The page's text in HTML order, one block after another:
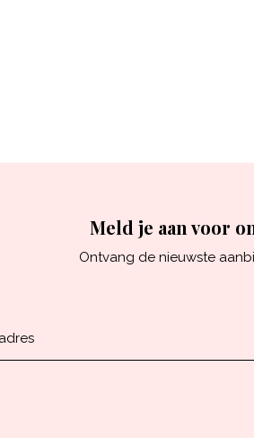
Meld je aan voor
Ontvang de nieuwste